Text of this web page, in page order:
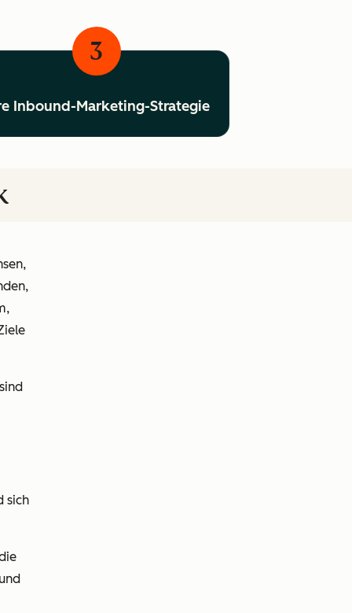
3
Inbound-Marketing-Strategie
sich